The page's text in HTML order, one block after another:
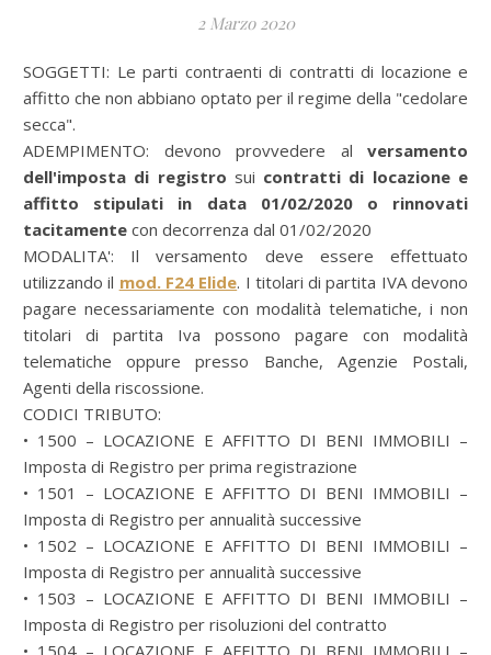
2 Marzo 2020
SOGGETTI: Le parti contraenti di contratti di locazione e
affitto che non abbiano optato per il regime della "cedolare
secca".
ADEMPIMENTO: devono provvedere al versamento
dell'imposta di registro sui contratti di locazione e
affitto stipulati in data 01/02/2020 o rinnovati
tacitamente con decorrenza dal 01/02/2020
MODALITA': Il versamento deve essere effettuato
utilizzando il mod. F24 Elide. I titolari di partita IVA devono
pagare necessariamente con modalità telematiche, i non
titolari di partita Iva possono pagare con modalità
telematiche oppure presso Banche, Agenzie Postali,
Agenti della riscossione.
CODICI TRIBUTO:
• 1500 – LOCAZIONE E AFFITTO DI BENI IMMOBILI –
Imposta di Registro per prima registrazione
• 1501 – LOCAZIONE E AFFITTO DI BENI IMMOBILI –
Imposta di Registro per annualità successive
• 1502 – LOCAZIONE E AFFITTO DI BENI IMMOBILI –
Imposta di Registro per annualità successive
• 1503 – LOCAZIONE E AFFITTO DI BENI IMMOBILI –
Imposta di Registro per risoluzioni del contratto
• 1504 – LOCAZIONE E AFFITTO DI BENI IMMOBILI –